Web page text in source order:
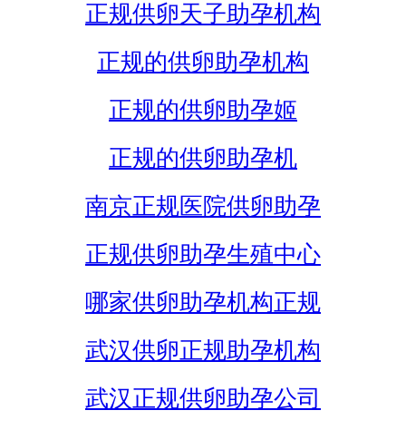
正规供卵天子助孕机构
正规的供卵助孕机构
正规的供卵助孕姬
正规的供卵助孕机
南京正规医院供卵助孕
正规供卵助孕生殖中心
哪家供卵助孕机构正规
武汉供卵正规助孕机构
武汉正规供卵助孕公司